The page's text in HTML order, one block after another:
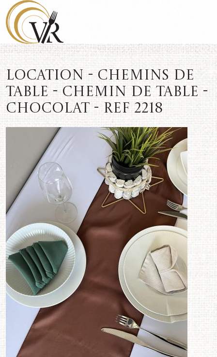
Location - Chemins de
table - Chemin de table -
Chocolat - REF 2218